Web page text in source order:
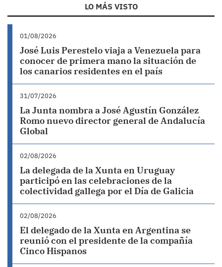
LO MÁS VISTO
01/08/2026
José Luis Perestelo viaja a Venezuela para
conocer de primera mano la situación de
los canarios residentes en el país
31/07/2026
La Junta nombra a José Agustín González
Romo nuevo director general de Andalucía
Global
02/08/2026
La delegada de la Xunta en Uruguay
participó en las celebraciones de la
colectividad gallega por el Día de Galicia
02/08/2026
El delegado de la Xunta en Argentina se
reunió con el presidente de la compañía
Cinco Hispanos